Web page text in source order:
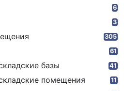
6
3
305
61
базы 41
помещения 11